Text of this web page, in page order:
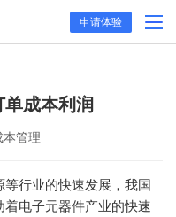
申请体验
成本利润
本管理
行业的快速发展，我国
电子元器件产业的快速